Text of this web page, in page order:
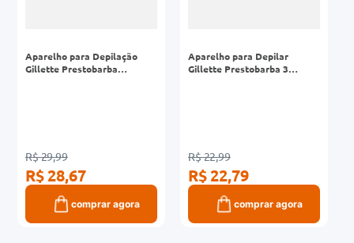
Aparelho para Depilação
Gillette Prestobarba
R$ 29,99
R$ 28,67
comprar agora
Aparelho para Depilar
Gillette Prestobarba 3
R$ 22,99
R$ 22,79
comprar agora